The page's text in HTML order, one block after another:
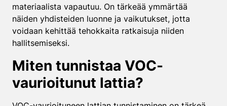
materiaalista vapautuu. On tärkeää ymmärtää
näiden yhdisteiden luonne ja vaikutukset, jotta
voidaan kehittää tehokkaita ratkaisuja niiden
hallitsemiseksi.
Miten tunnistaa VOC-
vaurioitunut lattia?